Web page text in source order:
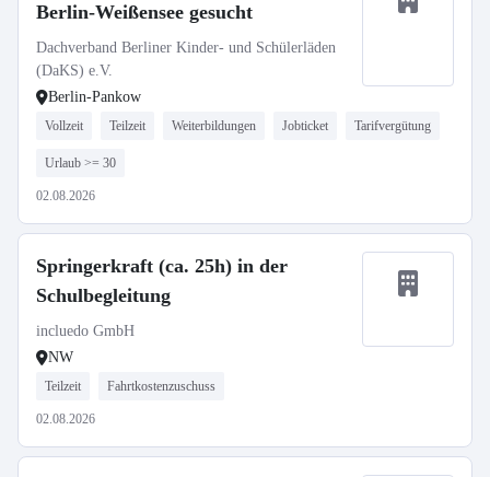
Berlin-Weißensee gesucht
Dachverband Berliner Kinder- und Schülerläden
(DaKS) e.V.
Berlin-Pankow
Vollzeit Teilzeit Weiterbildungen Jobticket Tarifvergütung
Urlaub >= 30
02.08.2026
Springerkraft (ca. 25h) in der
Schulbegleitung
incluedo GmbH
NW
Teilzeit Fahrtkostenzuschuss
02.08.2026